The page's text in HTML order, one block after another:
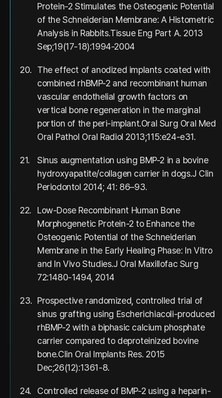
Protein-2 Stimulates the Osteogenic Potential
of the Schneiderian Membrane: A Histometric
Analysis in Rabbits.Tissue Eng Part A. 2013
Sep;19(17-18):1994-2004
20.
The effect of anodized implants coated with
combined rhBMP-2 and recombinant human
vascular endothelial growth factors on
vertical bone regeneration in the marginal
portion of the peri-implant.Oral Surg Oral Med
Oral Pathol Oral Radiol 2013;115:e24-e31.
21.
Sinus augmentation using BMP-2 in a bovine
hydroxyapatite/collagen carrier in dogs.J Clin
Periodontol 2014; 41: 86–93.
22.
Low-Dose Recombinant Human Bone
Morphogenetic Protein-2 to Enhance the
Osteogenic Potential of the Schneiderian
Membrane in the Early Healing Phase: In Vitro
and In Vivo Studies.J Oral Maxillofac Surg
72:1480-1494, 2014
23. Prospective randomized, controlled trial of
sinus grafting using Escherichiacoli-produced
rhBMP-2 with a biphasic calcium phosphate
carrier compared to deproteinized bovine
bone.Clin Oral Implants Res. 2015
Dec;26(12):1361-8.
24.
Controlled release of BMP-2 using a heparin-